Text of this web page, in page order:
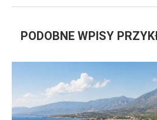
PODOBNE WPISY